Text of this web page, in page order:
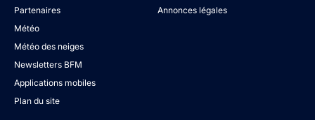
Partenaires
Météo
Météo des neiges
Newsletters BFM
Applications mobiles
Plan du site
Annonces légales